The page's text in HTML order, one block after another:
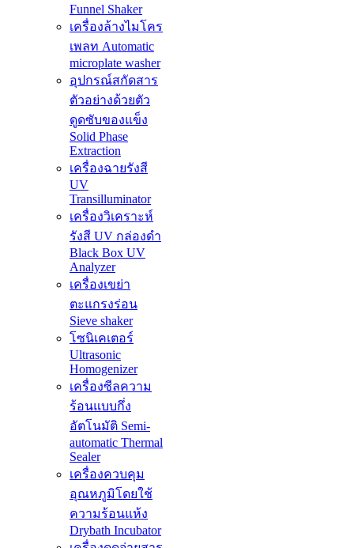
Funnel Shaker
เครื่องล้างไมโคร
เพลท Automatic
microplate washer
อุปกรณ์สกัดสาร
ตัวอย่างด้วยตัว
ดูดซับของแข็ง
Solid Phase
Extraction
เครื่องฉายรังสี
UV
Transilluminator
เครื่องวิเคราะห์
รังสี UV กล่องดำ
Black Box UV
Analyzer
เครื่องเขย่า
ตะแกรงร่อน
Sieve shaker
โซนิเคเตอร์
Ultrasonic
Homogenizer
เครื่องซีลความ
ร้อนแบบกึ่ง
อัตโนมัติ Semi-
automatic Thermal
Sealer
เครื่องควบคุม
อุณหภูมิโดยใช้
ความร้อนแห้ง
Drybath Incubator